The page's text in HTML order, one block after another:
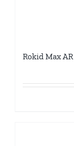
Rokid Max